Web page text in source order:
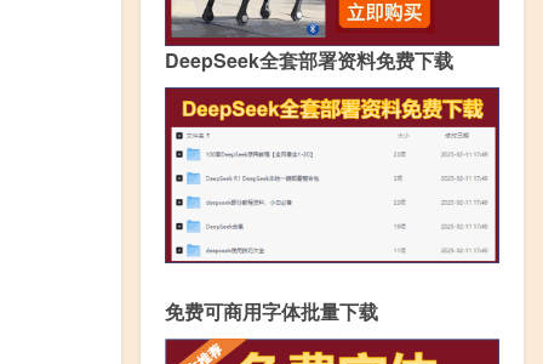
DeepSeek全套部署资料免费下载
免费可商用字体批量下载